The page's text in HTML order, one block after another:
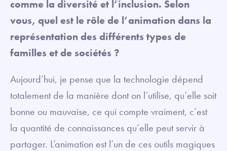
comme la diversité et l’inclusion. Selon
vous, quel est le rôle de l’animation dans la
représentation des différents types de
familles et de sociétés ?
Aujourd’hui, je pense que la technologie dépend
totalement de la manière dont on l’utilise, qu’elle soit
bonne ou mauvaise, ce qui compte vraiment, c’est
la quantité de connaissances qu’elle peut servir à
partager. L’animation est l’un de ces outils magiques